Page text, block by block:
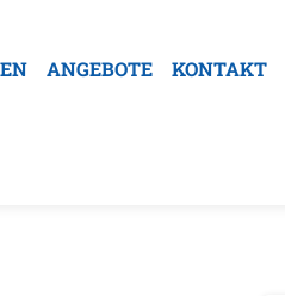
ANGEBOTE KONTAKT